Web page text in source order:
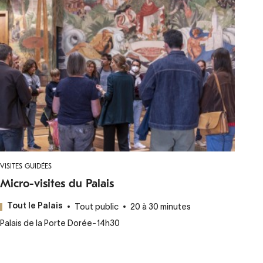
VISITES GUIDÉES
Micro-visites du Palais
Tout le Palais Tout public
20 à 30 minutes
Palais de la Porte Dorée-14h30